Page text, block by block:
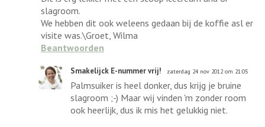
slagroom.
We hebben dit ook weleens gedaan bij de koffie asl er
visite was.\Groet, Wilma
Beantwoorden
Smakelijck E-nummer vrij! zaterdag 24 nov 2012 om 21:05
Palmsuiker is heel donker, dus krijg je bruine
slagroom ;-) Maar wij vinden 'm zonder room
ook heerlijk, dus ik mis het gelukkig niet.